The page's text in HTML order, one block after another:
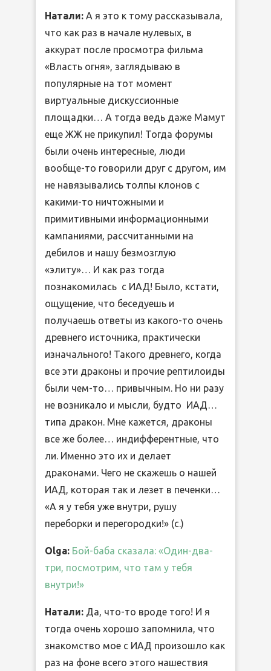
Натали: А я это к тому рассказывала,
что как раз в начале нулевых, в
аккурат после просмотра фильма
«Власть огня», заглядываю в
популярные на тот момент
виртуальные дискуссионные
площадки… А тогда ведь даже Мамут
еще ЖЖ не прикупил! Тогда форумы
были очень интересные, люди
вообще-то говорили друг с другом, им
не навязывались толпы клонов с
какими-то ничтожными и
примитивными информационными
кампаниями, рассчитанными на
дебилов и нашу безмозглую
«элиту»… И как раз тогда
познакомилась с ИАД! Было, кстати,
ощущение, что беседуешь и
получаешь ответы из какого-то очень
древнего источника, практически
изначального! Такого древнего, когда
все эти драконы и прочие рептилоиды
были чем-то… привычным. Но ни разу
не возникало и мысли, будто ИАД…
типа дракон. Мне кажется, драконы
все же более… индифферентные, что
ли. Именно это их и делает
драконами. Чего не скажешь о нашей
ИАД, которая так и лезет в печенки…
«А я у тебя уже внутри, рушу
переборки и перегородки!» (с.)
Olga: Бой-баба сказала: «Один-два-
три, посмотрим, что там у тебя
внутри!»
Натали: Да, что-то вроде того! И я
тогда очень хорошо запомнила, что
знакомство мое с ИАД произошло как
раз на фоне всего этого нашествия